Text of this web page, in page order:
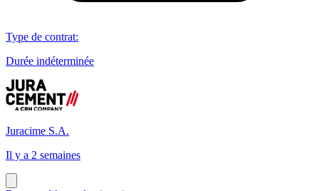
Type de contrat:
Durée indéterminée
Juracime S.A.
Il y a 2 semaines